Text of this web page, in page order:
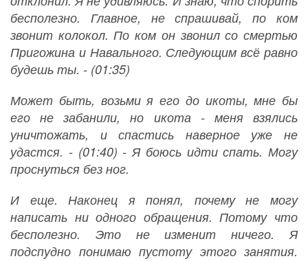
бесполезно. Главное, не спрашивай, по ком
звонит колокол. По ком он звонил со смертью
Пригожина и Навального. Следующим всё равно
будешь ты. - (01:35)
Может быть, возьми я его до икоты, мне бы
его не забанили, но икота - меня взялись
уничтожать, и спастись наверное уже не
удастся. - (01:40) - Я боюсь идти спать. Могу
проснуться без ног.
И еще. Наконец я понял, почему не могу
написать ни одного обращения. Потому что
бесполезно. Это не изменит ничего. Я
подспудно понимаю пустоту этого занятия.